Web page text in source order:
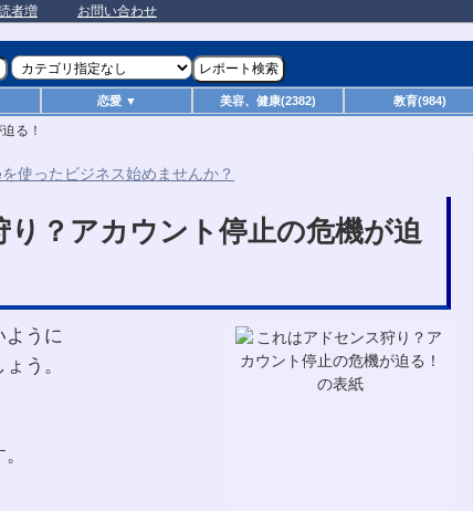
者増 お問い合わせ
恋愛 ▼ 美容、健康(2382) 教育(984)
る！
？アカウント停止の危機が迫
ように
う。